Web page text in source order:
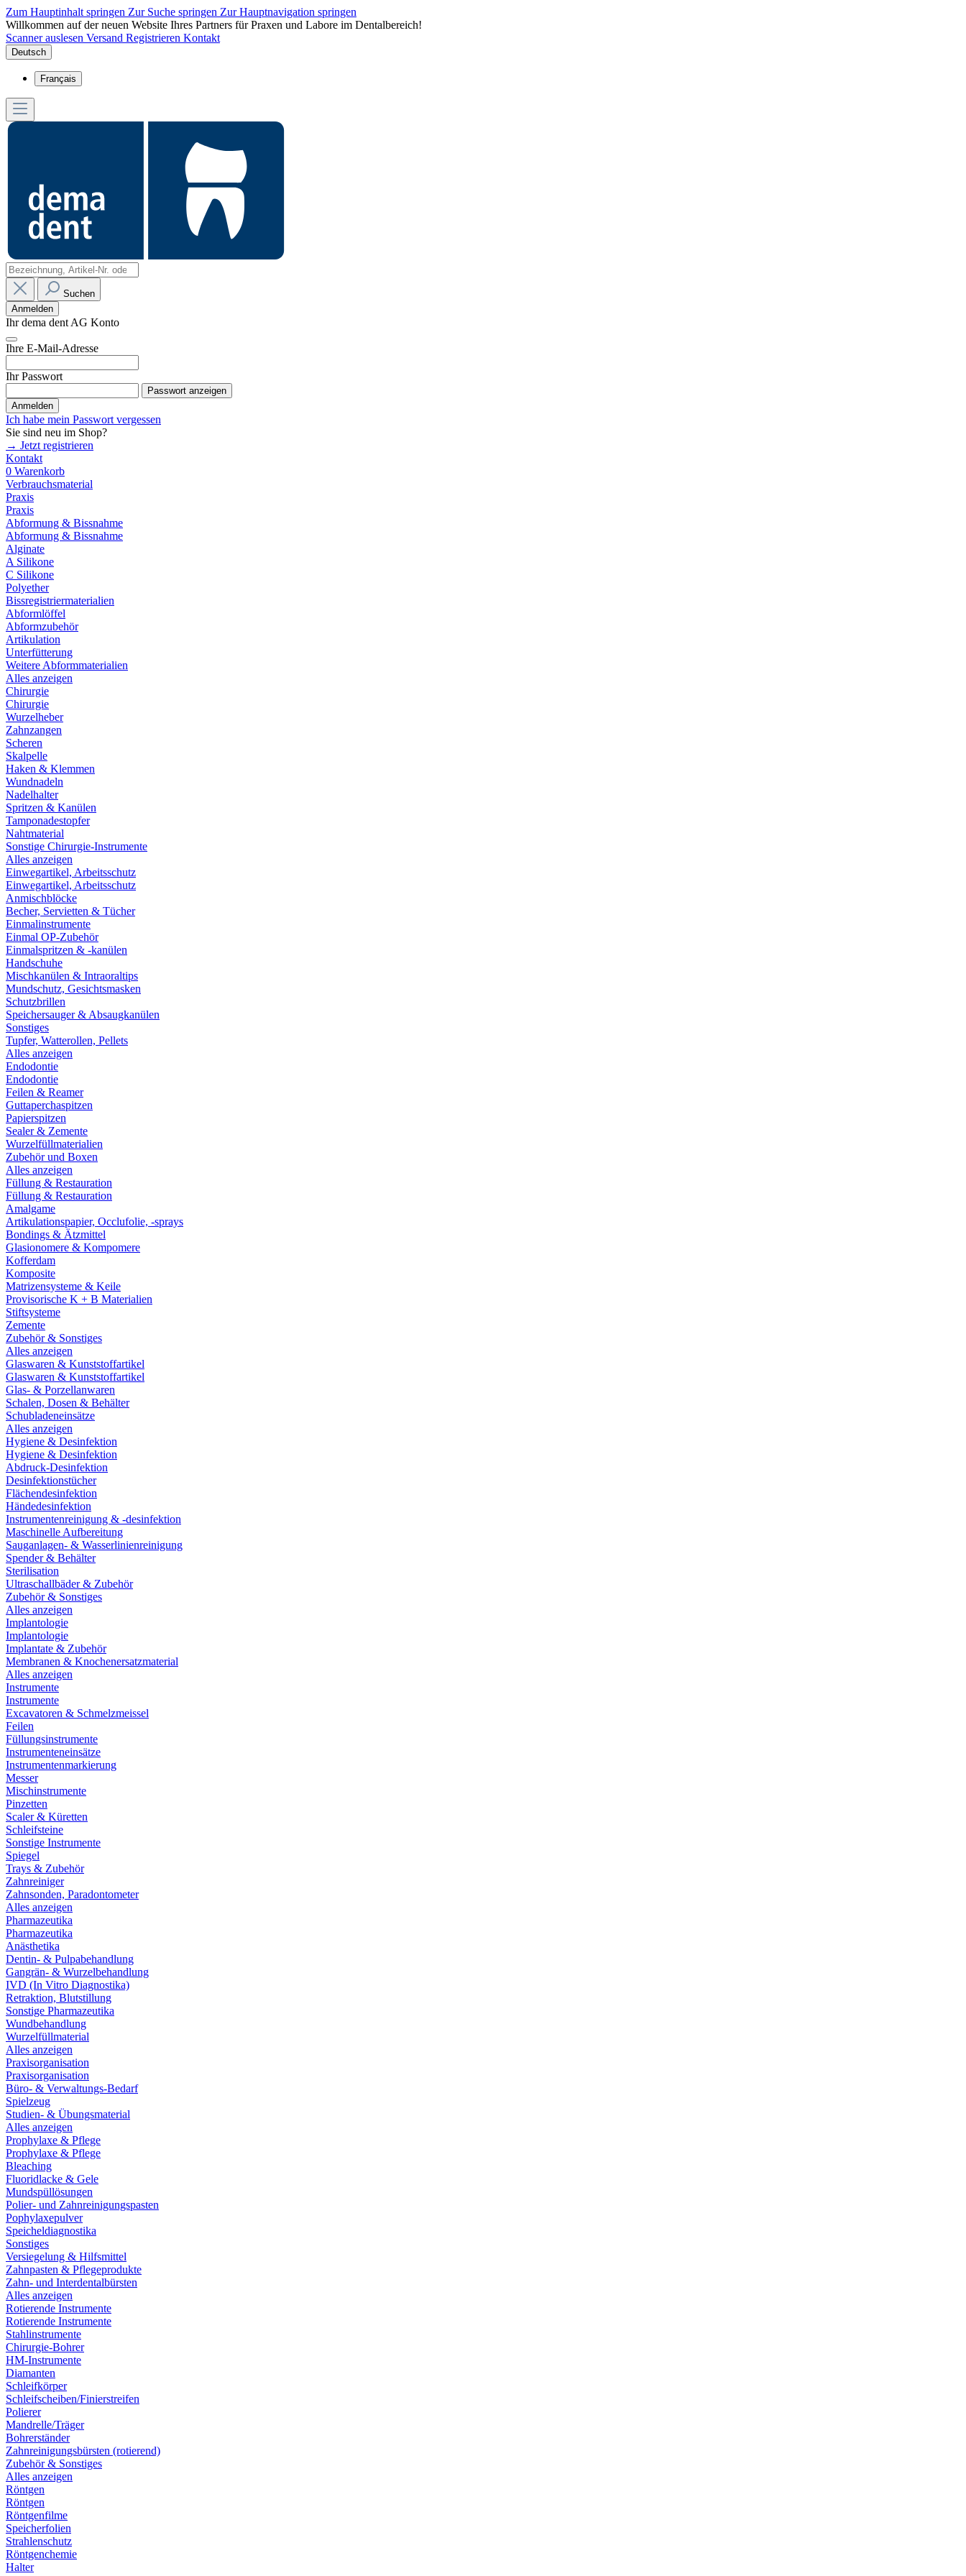
Zum Hauptinhalt springen Zur Suche springen Zur Hauptnavigation springen
Willkommen auf der neuen Website Ihres Partners für Praxen und Labore im Dentalbereich!
Scanner auslesen Versand Registrieren Kontakt
Deutsch
Français
Suchen
Anmelden
Ihr dema dent AG Konto
Ihre E-Mail-Adresse
Ihr Passwort
Passwort anzeigen
Anmelden
Ich habe mein Passwort vergessen
Sie sind neu im Shop?
→ Jetzt registrieren
Kontakt
0 Warenkorb
Verbrauchsmaterial
Praxis
Praxis
Abformung & Bissnahme
Abformung & Bissnahme
Alginate
A Silikone
C Silikone
Polyether
Bissregistriermaterialien
Abformlöffel
Abformzubehör
Artikulation
Unterfütterung
Weitere Abformmaterialien
Alles anzeigen
Chirurgie
Chirurgie
Wurzelheber
Zahnzangen
Scheren
Skalpelle
Haken & Klemmen
Wundnadeln
Nadelhalter
Spritzen & Kanülen
Tamponadestopfer
Nahtmaterial
Sonstige Chirurgie-Instrumente
Alles anzeigen
Einwegartikel, Arbeitsschutz
Einwegartikel, Arbeitsschutz
Anmischblöcke
Becher, Servietten & Tücher
Einmalinstrumente
Einmal OP-Zubehör
Einmalspritzen & -kanülen
Handschuhe
Mischkanülen & Intraoraltips
Mundschutz, Gesichtsmasken
Schutzbrillen
Speichersauger & Absaugkanülen
Sonstiges
Tupfer, Watterollen, Pellets
Alles anzeigen
Endodontie
Endodontie
Feilen & Reamer
Guttaperchaspitzen
Papierspitzen
Sealer & Zemente
Wurzelfüllmaterialien
Zubehör und Boxen
Alles anzeigen
Füllung & Restauration
Füllung & Restauration
Amalgame
Artikulationspapier, Occlufolie, -sprays
Bondings & Ätzmittel
Glasionomere & Kompomere
Kofferdam
Komposite
Matrizensysteme & Keile
Provisorische K + B Materialien
Stiftsysteme
Zemente
Zubehör & Sonstiges
Alles anzeigen
Glaswaren & Kunststoffartikel
Glaswaren & Kunststoffartikel
Glas- & Porzellanwaren
Schalen, Dosen & Behälter
Schubladeneinsätze
Alles anzeigen
Hygiene & Desinfektion
Hygiene & Desinfektion
Abdruck-Desinfektion
Desinfektionstücher
Flächendesinfektion
Händedesinfektion
Instrumentenreinigung & -desinfektion
Maschinelle Aufbereitung
Sauganlagen- & Wasserlinienreinigung
Spender & Behälter
Sterilisation
Ultraschallbäder & Zubehör
Zubehör & Sonstiges
Alles anzeigen
Implantologie
Implantologie
Implantate & Zubehör
Membranen & Knochenersatzmaterial
Alles anzeigen
Instrumente
Instrumente
Excavatoren & Schmelzmeissel
Feilen
Füllungsinstrumente
Instrumenteneinsätze
Instrumentenmarkierung
Messer
Mischinstrumente
Pinzetten
Scaler & Küretten
Schleifsteine
Sonstige Instrumente
Spiegel
Trays & Zubehör
Zahnreiniger
Zahnsonden, Paradontometer
Alles anzeigen
Pharmazeutika
Pharmazeutika
Anästhetika
Dentin- & Pulpabehandlung
Gangrän- & Wurzelbehandlung
IVD (In Vitro Diagnostika)
Retraktion, Blutstillung
Sonstige Pharmazeutika
Wundbehandlung
Wurzelfüllmaterial
Alles anzeigen
Praxisorganisation
Praxisorganisation
Büro- & Verwaltungs-Bedarf
Spielzeug
Studien- & Übungsmaterial
Alles anzeigen
Prophylaxe & Pflege
Prophylaxe & Pflege
Bleaching
Fluoridlacke & Gele
Mundspüllösungen
Polier- und Zahnreinigungspasten
Pophylaxepulver
Speicheldiagnostika
Sonstiges
Versiegelung & Hilfsmittel
Zahnpasten & Pflegeprodukte
Zahn- und Interdentalbürsten
Alles anzeigen
Rotierende Instrumente
Rotierende Instrumente
Stahlinstrumente
Chirurgie-Bohrer
HM-Instrumente
Diamanten
Schleifkörper
Schleifscheiben/Finierstreifen
Polierer
Mandrelle/Träger
Bohrerständer
Zahnreinigungsbürsten (rotierend)
Zubehör & Sonstiges
Alles anzeigen
Röntgen
Röntgen
Röntgenfilme
Speicherfolien
Strahlenschutz
Röntgenchemie
Halter